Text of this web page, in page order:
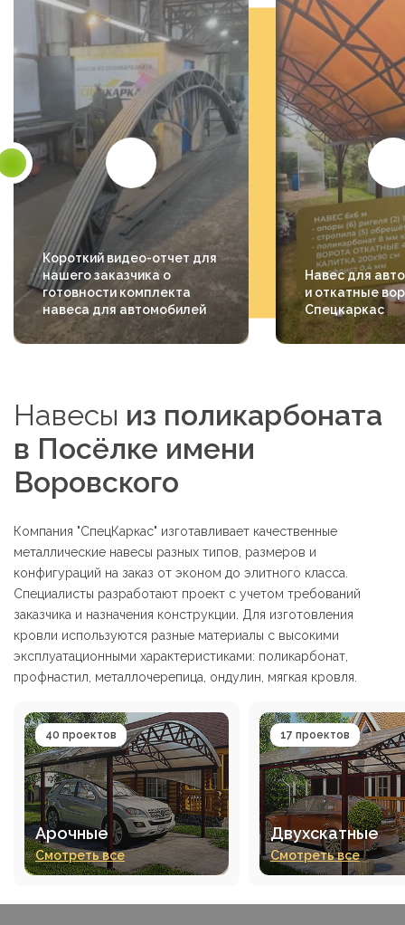
Короткий видео-отчет для
нашего заказчика о
готовности комплекта
навеса для автомобилей
Навес для
и откатные
Спецкаркас
Навесы из поликарбоната
в Посёлке имени
Воровского
Компания "СпецКаркас" изготавливает качественные
металлические навесы разных типов, размеров и
конфигураций на заказ от эконом до элитного класса.
Специалисты разработают проект с учетом требований
заказчика и назначения конструкции. Для изготовления
кровли используются разные материалы с высокими
эксплуатационными характеристиками: поликарбонат,
профнастил, металлочерепица, ондулин, мягкая кровля.
40 проектов
Арочные
Смотреть все
17 проектов
Двухскатные
Смотреть все